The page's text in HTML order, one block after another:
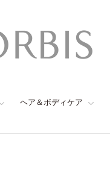
ヘア＆ボディケア